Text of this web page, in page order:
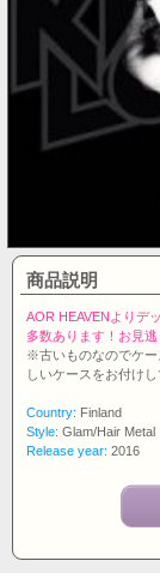
商品説明
AOR HEAVENよりデ
多数あります！お見逃
※古いものなのでケー
しいケースをお付け
Country: Finland
Style: Glam/Hair Metal
Release year: 2016
5thアルバム。ボーナ